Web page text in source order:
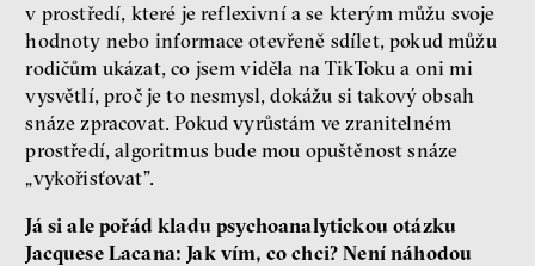
v prostředí, které je reflexivní a se kterým můžu svoje
hodnoty nebo informace otevřeně sdílet, pokud můžu
rodičům ukázat, co jsem viděla na TikToku a oni mi
vysvětlí, proč je to nesmysl, dokážu si takový obsah
snáze zpracovat. Pokud vyrůstám ve zranitelném
prostředí, algoritmus bude mou opuštěnost snáze
„vykořisťovat”.
Já si ale pořád kladu psychoanalytickou otázku
Jacquese Lacana: Jak vím, co chci? Není náhodou